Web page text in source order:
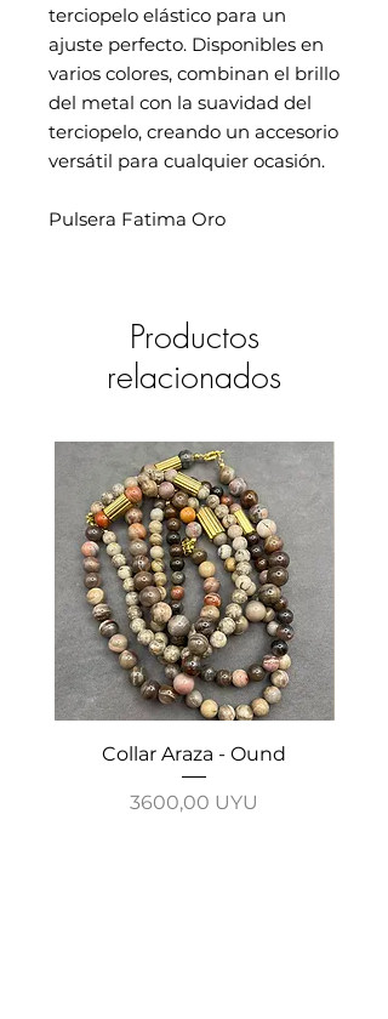
terciopelo elástico para un
ajuste perfecto. Disponibles en
varios colores, combinan el brillo
del metal con la suavidad del
terciopelo, creando un accesorio
versátil para cualquier ocasión.
Pulsera Fatima Oro
Productos
relacionados
Collar Araza - Ound
Precio
3600,00 UYU